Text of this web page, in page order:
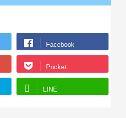
Facebook
Pocket
LINE